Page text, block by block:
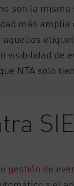
son la
más amplia
aquellos
visibilidad de
NTA solo
gestión de